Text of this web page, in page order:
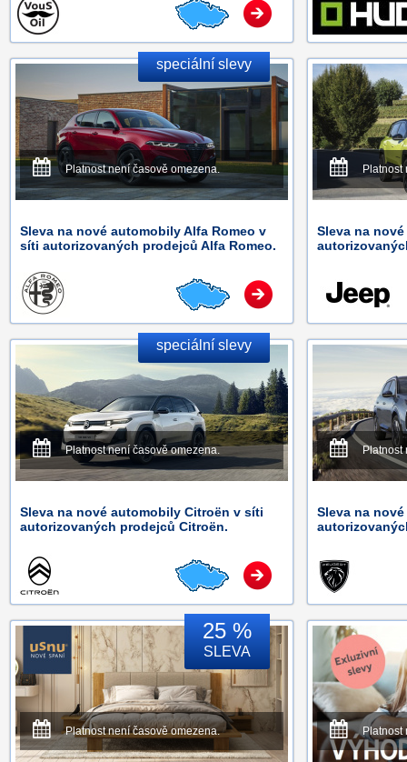
speciální slevy
Platnost není časově omezena.
Sleva na nové automobily Alfa Romeo v
síti autorizovaných prodejců Alfa Romeo.
Platnost
Sleva na
speciální slevy
Platnost není časově omezena.
Sleva na nové automobily Citroën v síti
autorizovaných prodejců Citroën.
Platnost
Sleva na
25 %
SLEVA
Platnost není časově omezena. Platnost